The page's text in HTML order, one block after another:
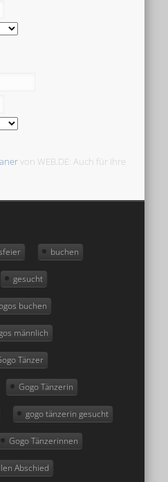
von WEB.DE: Auch für Ihre
buchen
gesucht
buchen
männlich
Tänzer
Gogo Tänzerin
gogo tänzerin gesucht
Gogo Tänzerinnen
Abschied